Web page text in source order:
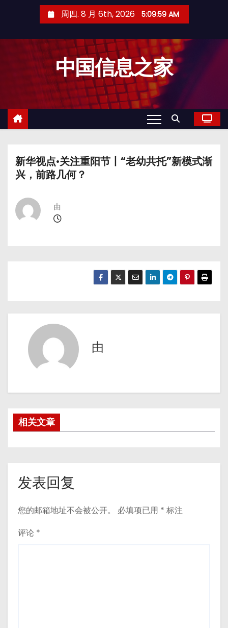
周四. 8 月 6th, 2026 5:10:00 AM
中国信息之家
新华视点·关注重阳节丨“老幼共托”新模式渐
兴，前路几何？
由
由
相关文章
发表回复
您的邮箱地址不会被公开。 必填项已用 * 标注
评论 *